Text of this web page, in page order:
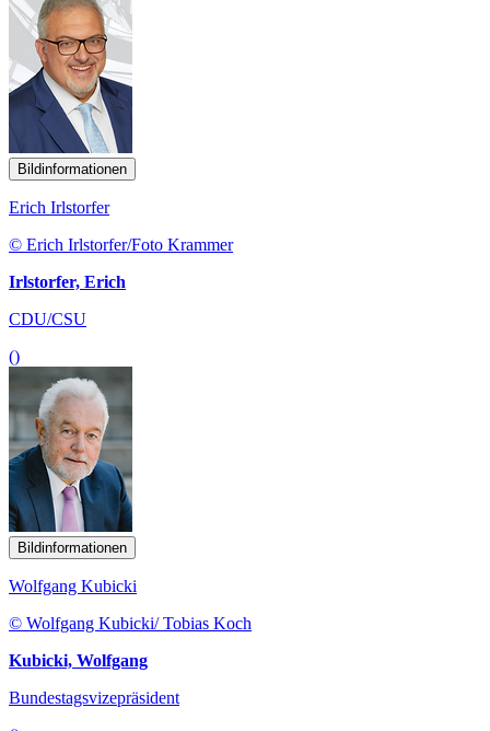
Bildinformationen
Erich Irlstorfer
© Erich Irlstorfer/Foto Krammer
Irlstorfer, Erich
CDU/CSU
()
Bildinformationen
Wolfgang Kubicki
© Wolfgang Kubicki/ Tobias Koch
Kubicki, Wolfgang
Bundestagsvizepräsident